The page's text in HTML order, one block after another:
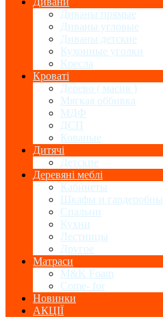
Диваны прямые
Диваны угловые
Диваны детские
Кухонные уголки
Кресла
Кроваті
Дерево ( масив )
Мягкая оббивка
МДФ
ДСП
Кованые
Дитячі
Детские
Деревяні меблі
Кабинеты
Шкафы и
Спальни
Кухни
Лестницы
Другое
Матраси
M&K Foam
Come- for
Новинки
АКЦІЇ